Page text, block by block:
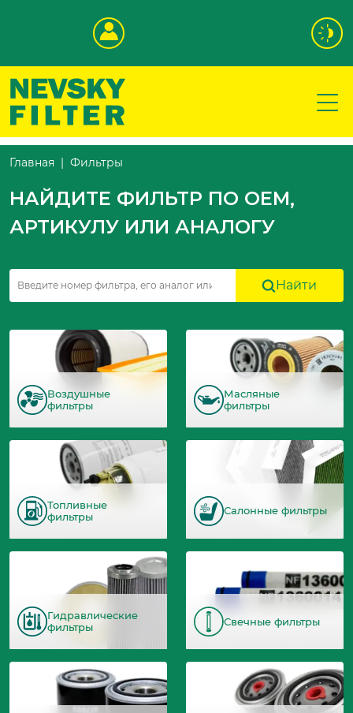
Главная Фильтры
НАЙДИТЕ ФИЛЬТР ПО OEM,
АРТИКУЛУ ИЛИ АНАЛОГУ
Найти
Воздушные
фильтры
Масляные
фильтры
Топливные
фильтры
Салонные фильтры
Гидравлические
фильтры
Свечные фильтры